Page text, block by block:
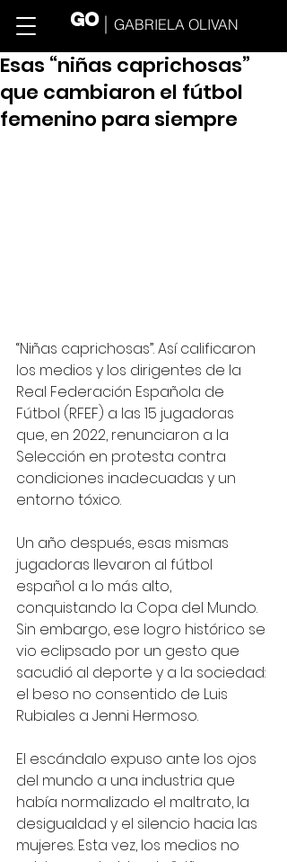
GO GABRIELA OLIVAN
Esas “niñas caprichosas”
que cambiaron el fútbol
femenino para siempre
“Niñas caprichosas”. Así calificaron
los medios y los dirigentes de la
Real Federación Española de
Fútbol (RFEF) a las 15 jugadoras
que, en 2022, renunciaron a la
Selección en protesta contra
condiciones inadecuadas y un
entorno tóxico.
Un año después, esas mismas
jugadoras llevaron al fútbol
español a lo más alto,
conquistando la Copa del Mundo.
Sin embargo, ese logro histórico se
vio eclipsado por un gesto que
sacudió al deporte y a la sociedad:
el beso no consentido de Luis
Rubiales a Jenni Hermoso.
El escándalo expuso ante los ojos
del mundo a una industria que
había normalizado el maltrato, la
desigualdad y el silencio hacia las
mujeres. Esta vez, los medios no